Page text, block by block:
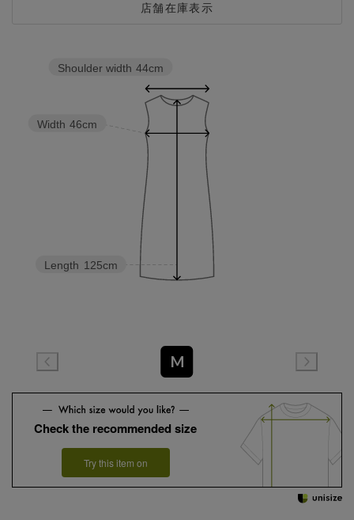
店舗在庫表示
Length 125cm
Width 46cm
Shoulder width 44cm
M
Check the recommended size
Try this item on